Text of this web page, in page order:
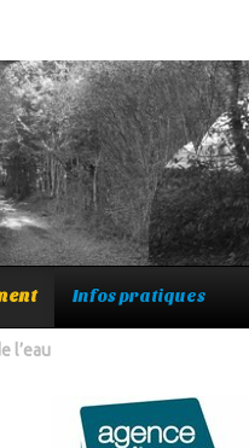
Infos pratiques
l’eau